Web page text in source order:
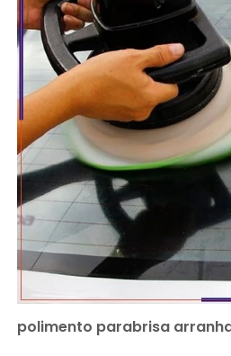
polimento parabrisa